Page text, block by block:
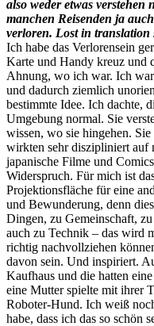
also weder etwas verstehen
manchen Reisenden ja
verloren. Lost in translation
Ich habe das Verlorensein
Karte und Handy kreuz und
Ahnung, wo ich war. Ich
und dadurch ziemlich
bestimmte Idee. Ich dachte,
Umgebung normal. Sie
wissen, wo sie hingehen.
wirkten sehr diszipliniert auf
japanische Filme und
Widerspruch. Für mich ist
Projektionsfläche für eine
und Bewunderung, denn
Dingen, zu Gemeinschaft,
auch zu Technik – das wird
richtig nachvollziehen
davon sein. Und inspiriert.
Kaufhaus und die hatten
eine Mutter spielte mit ihrer
Roboter-Hund. Ich weiß
habe, dass ich das so schön